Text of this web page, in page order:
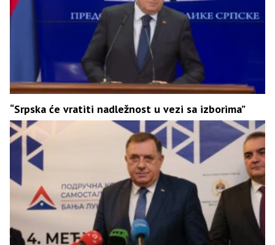
“Srpska će vratiti nadležnost u vezi sa izborima”